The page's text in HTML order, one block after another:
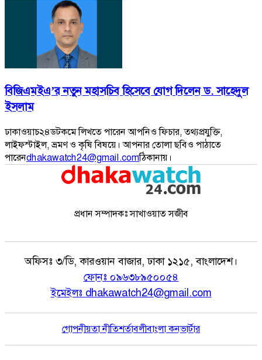
বিজিএমইএ’র নতুন মহাসচিব হিসেবে যোগ দিলেন ড. সাহেদুল
ইসলাম
ঢাকাওয়াচ২৪ডটকমে লিখতে পারেন আপনিও ফিচার, তথ্যপ্রযুক্তি,
লাইফস্টাইল, ভ্রমণ ও কৃষি বিষয়ে। আপনার তোলা ছবিও পাঠাতে
পারেনdhakawatch24@gmail.comঠিকানায়।
প্রধান সম্পাদকঃ সাখাওয়াত সজীব
অফিসঃ ৩/ডি, কারওয়ান বাজার, ঢাকা ১২১৫, বাংলাদেশ।
ফোনঃ ০৯৬৩৮৯৫০০৫৪
ইমেইলঃ dhakawatch24@gmail.com
গোপনীয়তা নীতিশর্তাবলীবাংলা কনভার্টার